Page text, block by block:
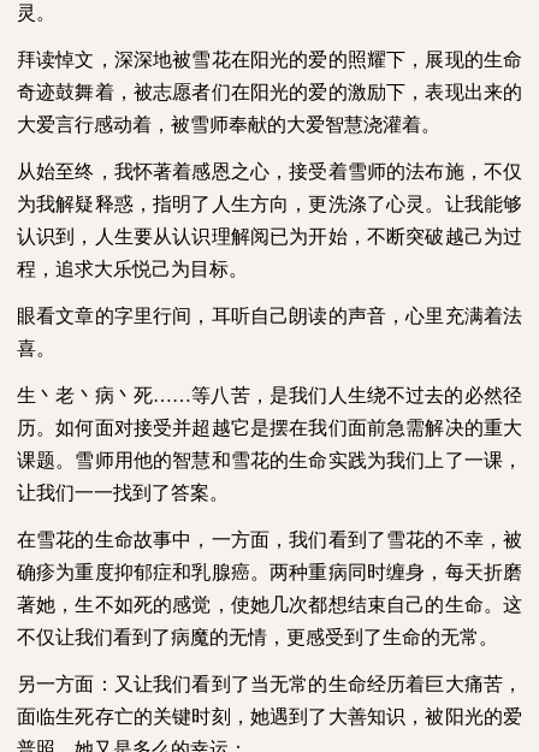
灵。
拜读悼文，深深地被雪花在阳光的爱的照耀下，展现的生命
奇迹鼓舞着，被志愿者们在阳光的爱的激励下，表现出来的
大爱言行感动着，被雪师奉献的大爱智慧浇灌着。
从始至终，我怀著着感恩之心，接受着雪师的法布施，不仅
为我解疑释惑，指明了人生方向，更洗涤了心灵。让我能够
认识到，人生要从认识理解阅已为开始，不断突破越己为过
程，追求大乐悦己为目标。
眼看文章的字里行间，耳听自己朗读的声音，心里充满着法
喜。
生丶老丶病丶死……等八苦，是我们人生绕不过去的必然径
历。如何面对接受并超越它是摆在我们面前急需解决的重大
课题。雪师用他的智慧和雪花的生命实践为我们上了一课，
让我们一一找到了答案。
在雪花的生命故事中，一方面，我们看到了雪花的不幸，被
确疹为重度抑郁症和乳腺癌。两种重病同时缠身，每天折磨
著她，生不如死的感觉，使她几次都想结束自己的生命。这
不仅让我们看到了病魔的无情，更感受到了生命的无常。
另一方面：又让我们看到了当无常的生命经历着巨大痛苦，
面临生死存亡的关键时刻，她遇到了大善知识，被阳光的爱